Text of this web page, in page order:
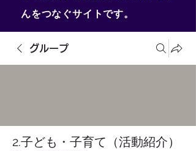
んをつなぐサイトです。
グループ
2.子ども・子育て（活動紹介）